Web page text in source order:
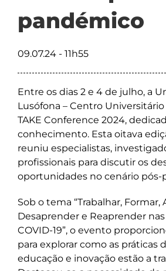
pandémico
09.07.24 - 11h55
Entre os dias 2 e 4 de julho, a
Lusófona – Centro
TAKE Conference 2024,
conhecimento. Esta oitava
reuniu especialistas,
profissionais para discutir os
oportunidades no cenário pós-
Sob o tema “Trabalhar, Formar,
Desaprender e Reaprender
COVID-19”, o evento
para explorar como as práticas
educação e inovação estão a